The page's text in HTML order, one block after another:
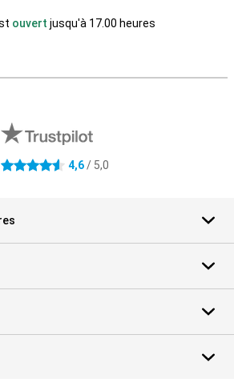
ouvert jusqu'à 17.00 heures
4.6 étoiles 4,6/ 5,0